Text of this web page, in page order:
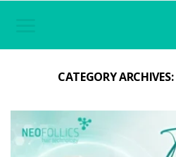
CATEGORY ARCHIVES: